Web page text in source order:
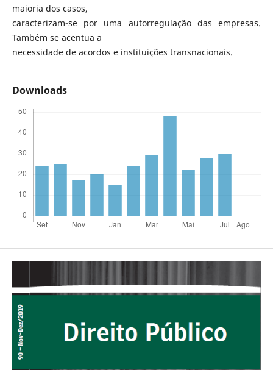
maioria dos casos,
caracterizam-se por uma autorregulação das empresas.
Também se acentua a
necessidade de acordos e instituições transnacionais.
Downloads